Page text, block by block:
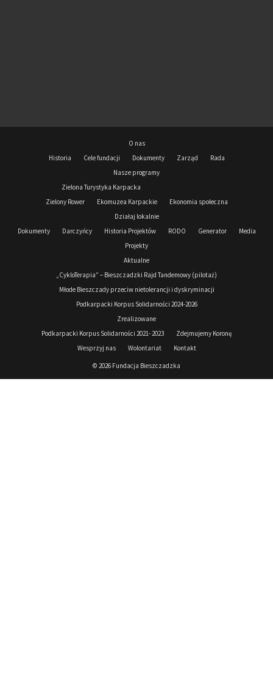
O nas
Historia
Cele fundacji Dokumenty Zarząd
Rada
Nasze programy
Zielona Turystyka Karpacka
Zielony Rower
Ekomuzea Karpackie
Ekonomia społeczna
Działaj lokalnie
Dokumenty
Darczyńcy Historia Projektów RODO Generator
Media
Projekty
Aktualne
„CykloTerapia” – Bieszczadzki Rajd Tandemowy (pilotaż)
Młode Bieszczady przeciw nietolerancji i dyskryminacji
Podkarpacki Korpus Solidarności 2024-2026
Zrealizowane
Podkarpacki Korpus Solidarności 2021- 2023
Zdejmujemy Koronę
Wesprzyj nas
Wolontariat Kontakt
© 2026 Fundacja Bieszczadzka